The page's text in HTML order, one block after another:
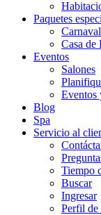
Paquetes
Casa de
Eventos
Salones
Eventos
Blog
Spa
Servicio al
Tiempo
Buscar
Ingresar
Perfil de